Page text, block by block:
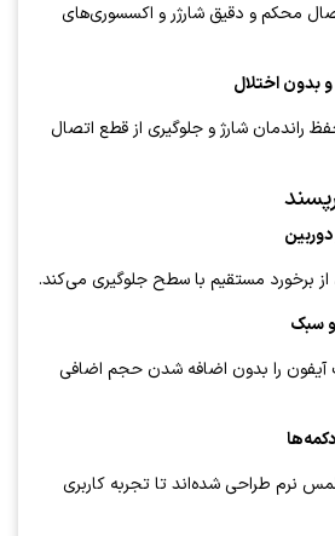
محکم و دقیق شارژر و اکسسوری‌های
بدون اختلال
راندمان شارژ و جلوگیری از قطع اتصال
از برخورد مستقیم با سطح جلوگیری می‌کند.
سبک
را بدون اضافه شدن حجم اضافی
نرم طراحی شده‌اند تا تجربه کاربری